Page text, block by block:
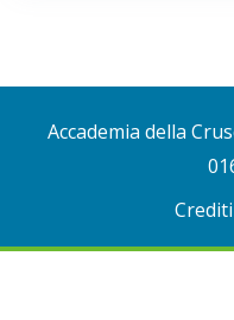
Accademia della
Crediti